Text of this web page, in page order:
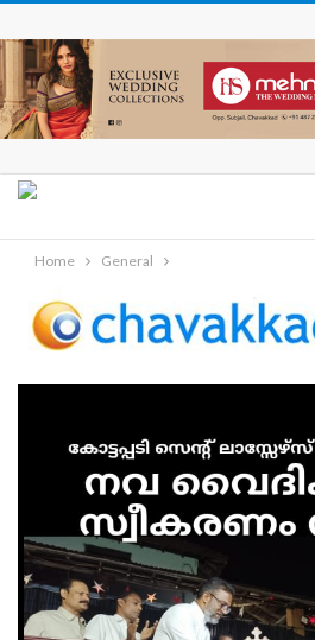
Home General